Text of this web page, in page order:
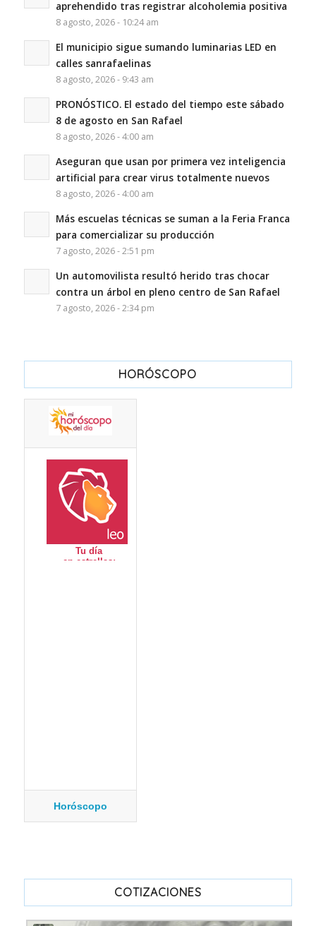
aprehendido tras registrar alcoholemia positiva
8 agosto, 2026 - 10:24 am
El municipio sigue sumando luminarias LED en
calles sanrafaelinas
8 agosto, 2026 - 9:43 am
PRONÓSTICO. El estado del tiempo este sábado
8 de agosto en San Rafael
8 agosto, 2026 - 4:00 am
Aseguran que usan por primera vez inteligencia
artificial para crear virus totalmente nuevos
8 agosto, 2026 - 4:00 am
Más escuelas técnicas se suman a la Feria Franca
para comercializar su producción
7 agosto, 2026 - 2:51 pm
Un automovilista resultó herido tras chocar
contra un árbol en pleno centro de San Rafael
7 agosto, 2026 - 2:34 pm
HORÓSCOPO
Horóscopo
COTIZACIONES